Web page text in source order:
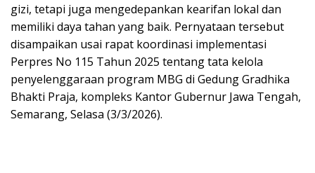
gizi, tetapi juga mengedepankan kearifan lokal dan
memiliki daya tahan yang baik. Pernyataan tersebut
disampaikan usai rapat koordinasi implementasi
Perpres No 115 Tahun 2025 tentang tata kelola
penyelenggaraan program MBG di Gedung Gradhika
Bhakti Praja, kompleks Kantor Gubernur Jawa Tengah,
Semarang, Selasa (3/3/2026).